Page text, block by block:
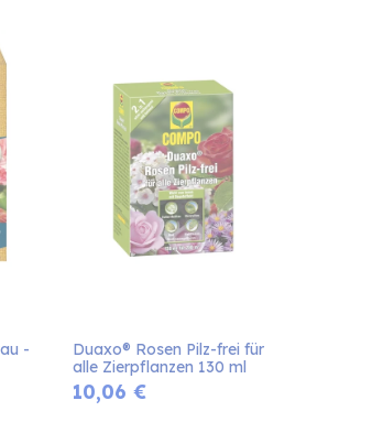
-
Duaxo® Rosen Pilz-frei für
alle Zierpflanzen 130 ml
10,06 €